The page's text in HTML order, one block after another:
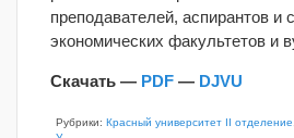
преподавателей, аспирантов и
экономических факультетов и
Скачать — PDF — DJVU
Рубрики: Красный университет II отделение